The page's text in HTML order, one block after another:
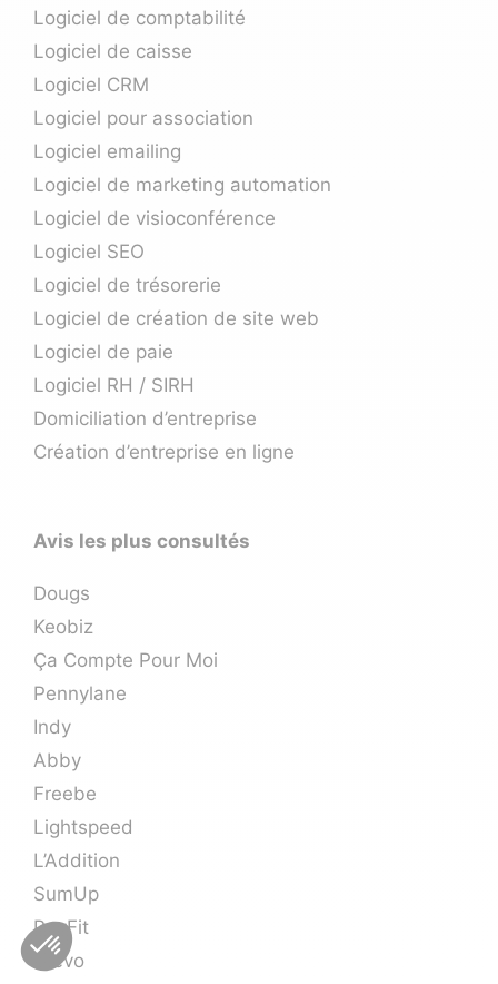
Logiciel de comptabilité
Logiciel de caisse
Logiciel CRM
Logiciel pour association
Logiciel emailing
Logiciel de marketing automation
Logiciel de visioconférence
Logiciel SEO
Logiciel de trésorerie
Logiciel de création de site web
Logiciel de paie
Logiciel RH / SIRH
Domiciliation d’entreprise
Création d’entreprise en ligne
Avis les plus consultés
Dougs
Keobiz
Ça Compte Pour Moi
Pennylane
Indy
Abby
Freebe
Lightspeed
L’Addition
SumUp
PayFit
Brevo